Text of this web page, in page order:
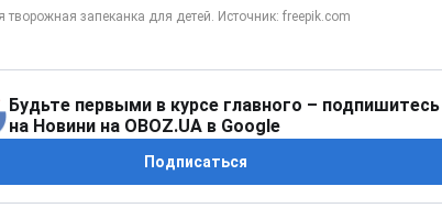
Будьте первыми в курсе главного – подпишитесь
на Новини на OBOZ.UA в Google
Подписаться